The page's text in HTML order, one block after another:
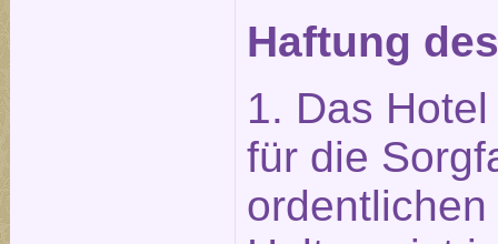
Haftung
1. Das
für die